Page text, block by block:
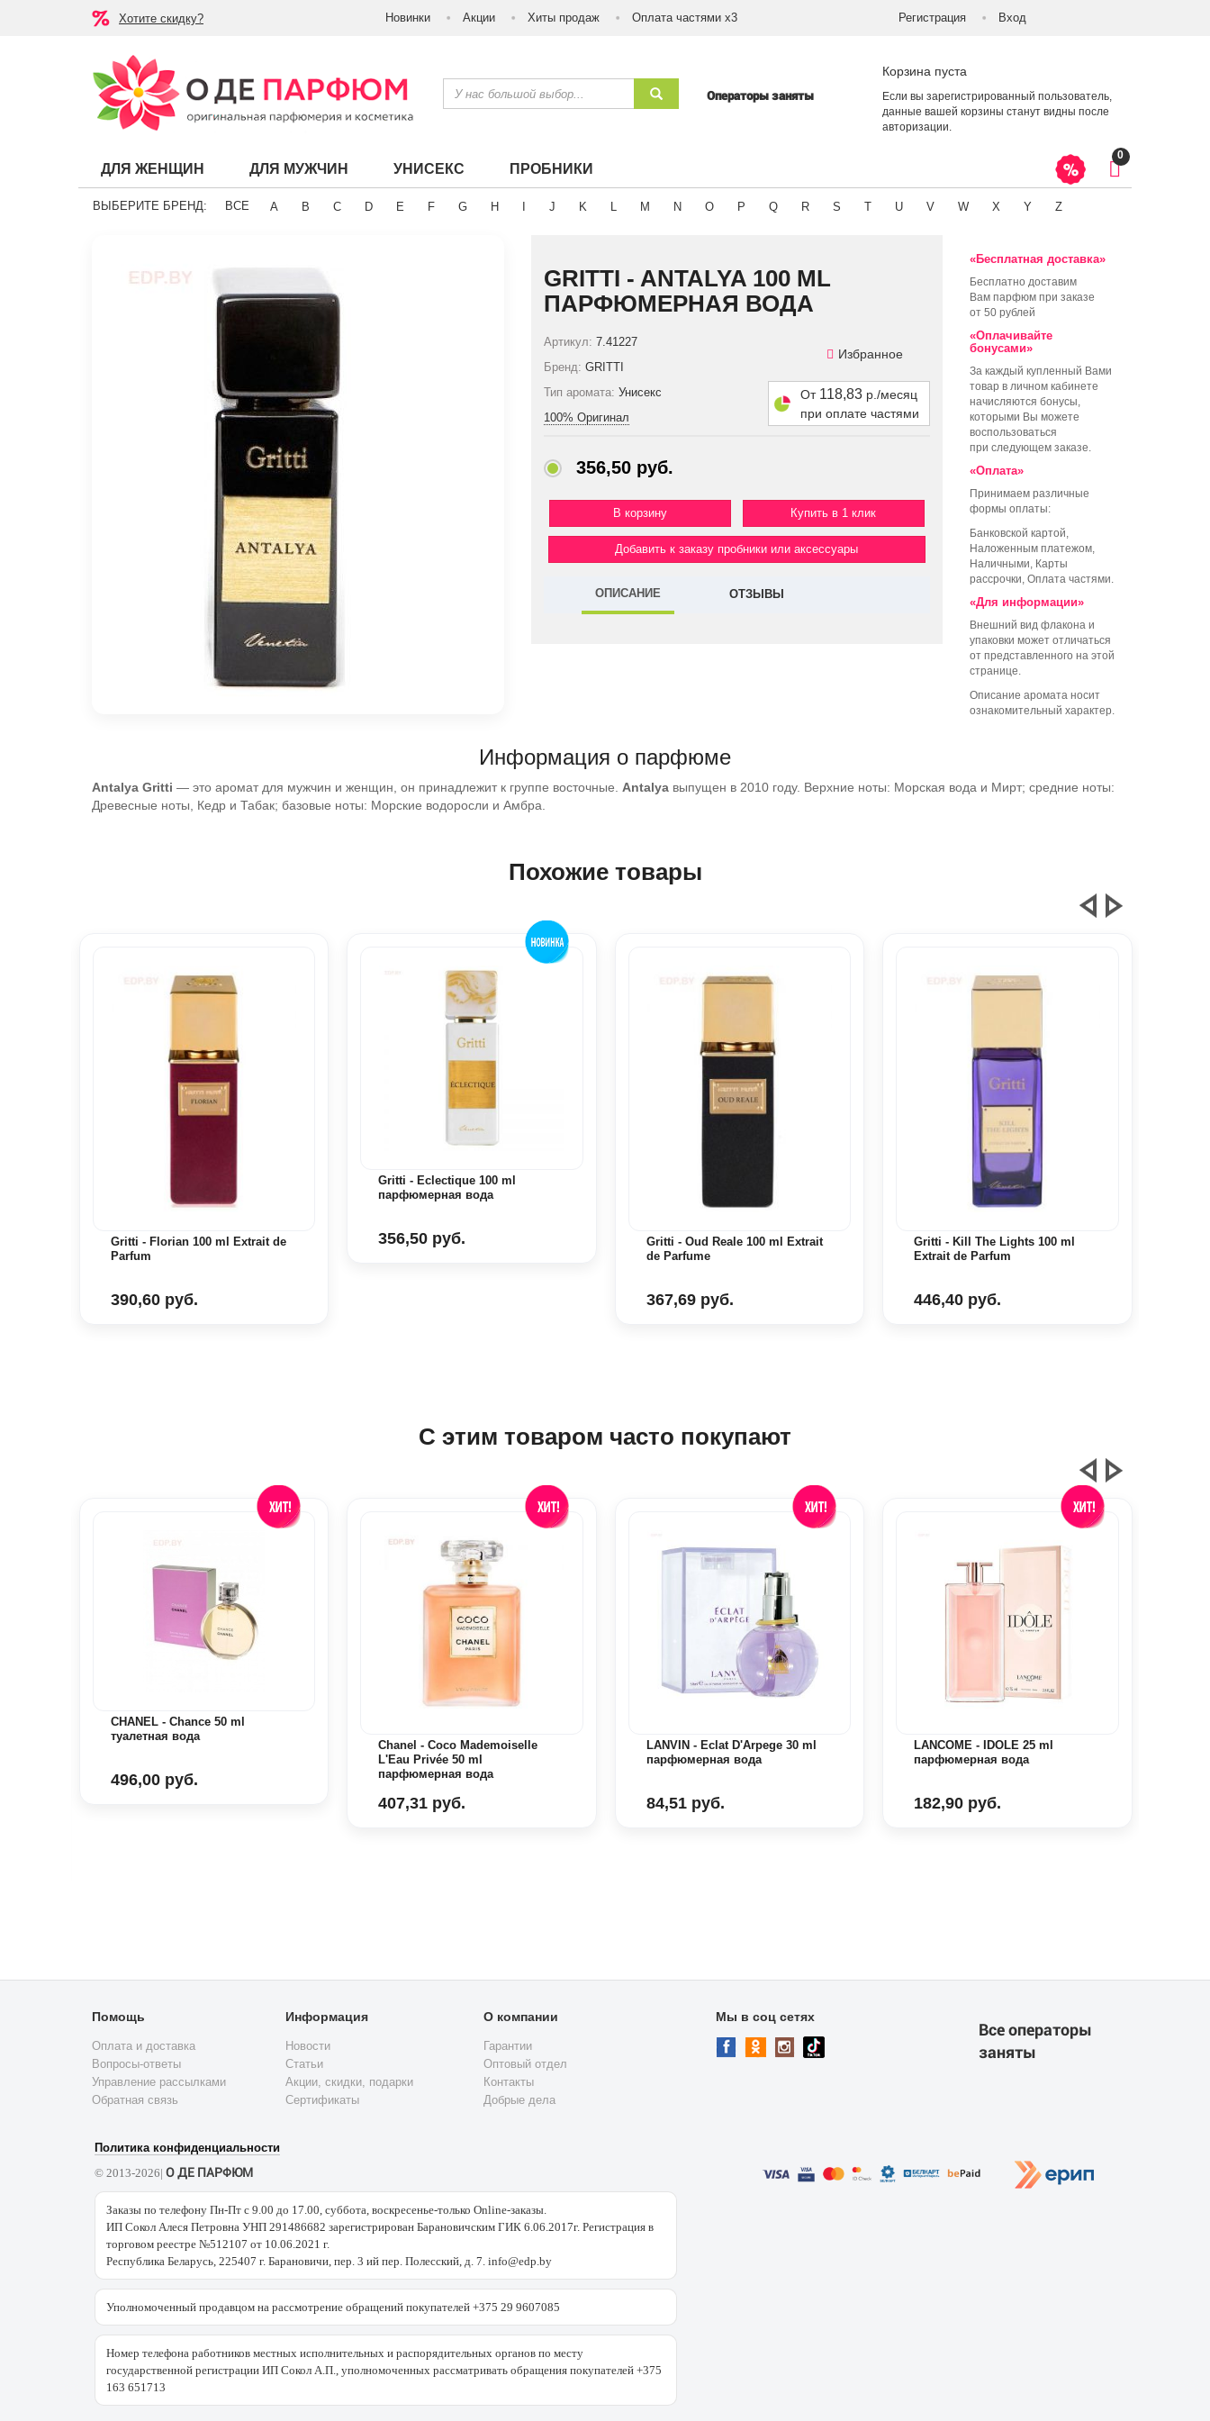
Хотите скидку? Новинки Акции Хиты продаж Оплата частями х3 Регистрация Вход
Операторы заняты
Корзина пуста
Если вы зарегистрированный пользователь,
данные вашей корзины станут видны после
авторизации
ДЛЯ ЖЕНЩИН ДЛЯ МУЖЧИН УНИСЕКС ПРОБНИКИ
0
ВЫБЕРИТЕ БРЕНД: ВСЕ A B C D E F G H J K L M N O P Q R S T U V W X Y Z
GRITTI - ANTALYA 100 ML
ПАРФЮМЕРНАЯ ВОДА
Артикул: 7.41227
Бренд: GRITTI
Тип аромата: Унисекс
100% Оригинал
Избранное
От 118,83 р./месяц
при оплате частями
356,50 руб.
Купить в 1 клик
Добавить к заказу пробники или аксессуары
ОПИСАНИЕ ОТЗЫВЫ
«Бесплатная доставка»
Бесплатно доставим
Вам парфюм при заказе
от 50 рублей
«Оплачивайте
бонусами»
За каждый купленный Вами
товар в личном кабинете
начисляются бонусы,
которыми Вы можете
воспользоваться
при следующем заказе.
«Оплата»
Принимаем различные
формы оплаты:
Банковской картой,
Наложенным платежом,
Наличными, Карты
рассрочки, Оплата частями.
«Для информации»
Внешний вид флакона и
упаковки может отличаться
от представленного на этой
странице.
Описание аромата носит
ознакомительный характер.
Информация о парфюме
Antalya Gritti — это аромат для мужчин и женщин, он принадлежит к группе восточные. Antalya выпущен в 2010 году. Верхние ноты: Морская вода и Мирт; средние ноты:
Древесные ноты, Кедр и Табак; базовые ноты: Морские водоросли и Амбра.
Похожие товары
Gritti - Florian 100 ml Extrait de
Parfum
390,60 руб.
Gritti - Eclectique 100 ml
парфюмерная вода
356,50 руб.
Gritti - Oud Reale 100 ml Extrait
de Parfume
367,69 руб.
Gritti - Kill The Lights 100 ml
Extrait de Parfum
446,40 руб.
С этим товаром часто покупают
CHANEL - Chance 50 ml
туалетная вода
496,00 руб.
Chanel - Coco Mademoiselle
L'Eau Privée 50 ml
парфюмерная вода
407,31 руб.
LANVIN - Eclat D'Arpege 30 ml
парфюмерная вода
84,51 руб.
LANCOME - IDOLE 25 ml
парфюмерная вода
182,90 руб.
Помощь
Оплата и доставка
Вопросы-ответы
Управление рассылками
Обратная связь
Информация
Новости
Статьи
Акции, скидки, подарки
Сертификаты
О компании
Гарантии
Оптовый отдел
Контакты
Добрые дела
Мы в соц сетях
Все операторы
заняты
Политика конфиденциальности
© 2013-2026| О ДЕ ПАРФЮМ
Заказы по телефону Пн-Пт с 9.00 до 17.00, суббота, воскресенье-только Online-заказы.
ИП Сокол Алеся Петровна УНП 291486682 зарегистрирован Барановичским ГИК 6.06.2017г. Регистрация в
торговом реестре №512107 от 10.06.2021 г.
Республика Беларусь, 225407 г. Барановичи, пер. 3 ий пер. Полесский, д. 7. info@edp.by
Уполномоченный продавцом на рассмотрение обращений покупателей +375 29 9607085
Номер телефона работников местных исполнительных и распорядительных органов по месту
государственной регистрации ИП Сокол А.П., уполномоченных рассматривать обращения покупателей +375
163 651713